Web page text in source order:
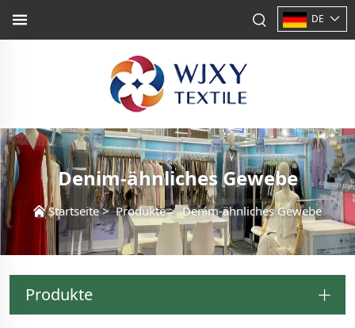
DE
Denim-ähnliches Gewebe
Startseite>Produkte>Denim-ähnliches Gewebe
Produkte